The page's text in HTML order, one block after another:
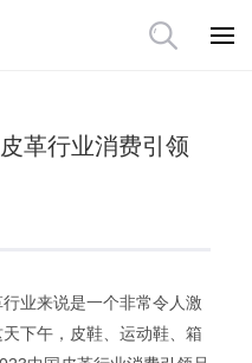
革行业消费引领
业来说是一个非常令人激
下午，皮鞋、运动鞋、箱